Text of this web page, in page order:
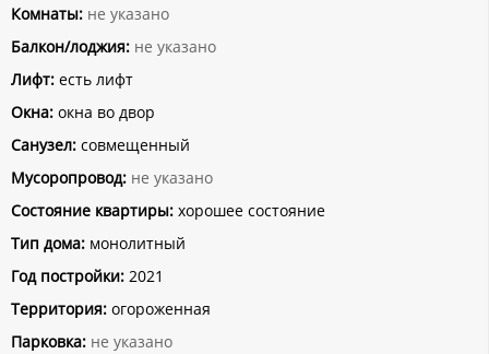
Комнаты: не указано
Балкон/лоджия: не указано
Лифт: есть лифт
Окна: окна во двор
Санузел: совмещенный
Мусоропровод: не указано
Состояние квартиры: хорошее состояние
Тип дома: монолитный
Год постройки: 2021
Территория: огороженная
Парковка: не указано